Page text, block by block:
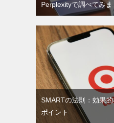
Perplexityで調べてみま
SMARTの法則：効果
ポイント